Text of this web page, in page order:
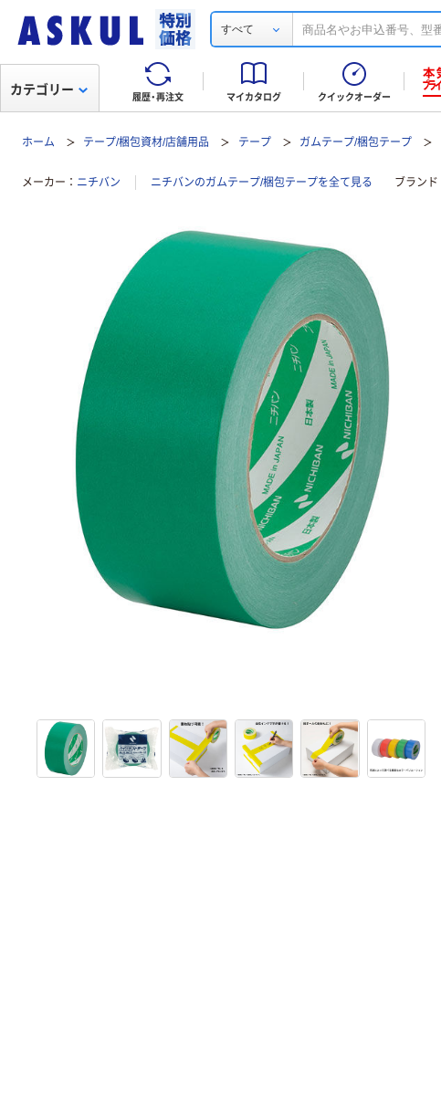
すべて
履歴・再注文 マイカタログ クイックオーダー
カテゴリー
ホーム テープ/梱包資材/店舗用品 テープ ガムテープ/梱包テープ
メーカー ニチバン ニチバンのガムテープ/梱包テープを全て見る ブランド